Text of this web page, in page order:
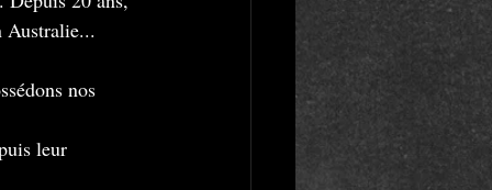
Australie...
nos
leur